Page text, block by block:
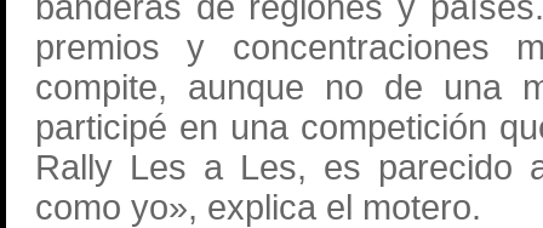
premios y concentraciones
compite, aunque no de una
participé en una competición
Rally Les a Les, es parecido
como yo», explica el motero.